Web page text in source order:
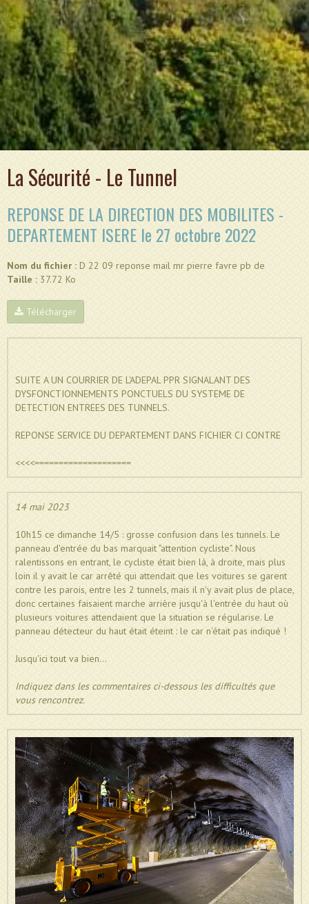
La Sécurité - Le Tunnel
REPONSE DE LA DIRECTION DES MOBILITES -
DEPARTEMENT ISERE le 27 octobre 2022
Nom du fichier :D 22 09 reponse mail mr pierre favre pb de
Taille :37.72 Ko
Télécharger
SUITE A UN COURRIER DE L'ADEPAL PPR SIGNALANT DES
DYSFONCTIONNEMENTS PONCTUELS DU SYSTEME DE
DETECTION ENTREES DES TUNNELS.
REPONSE SERVICE DU DEPARTEMENT DANS FICHIER CI CONTRE
<<<<====================
14 mai 2023
10h15 ce dimanche 14/5 : grosse confusion dans les tunnels. Le
panneau d'entrée du bas marquait "attention cycliste". Nous
ralentissons en entrant, le cycliste était bien là, à droite, mais plus
loin il y avait le car arrêté qui attendait que les voitures se garent
contre les parois, entre les 2 tunnels, mais il n'y avait plus de place,
donc certaines faisaient marche arrière jusqu'à l'entrée du haut où
plusieurs voitures attendaient que la situation se régularise. Le
panneau détecteur du haut était éteint : le car n'était pas indiqué !
Jusqu'ici tout va bien...
Indiquez dans les commentaires ci-dessous les difficultés que
vous rencontrez.